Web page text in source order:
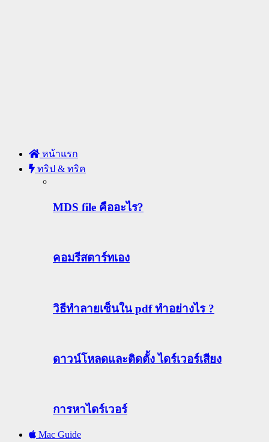
หน้าแรก
ทริป & ทริค
MDS file คืออะไร?
คอมรีสตาร์ทเอง
วิธีทําลายเซ็นใน pdf ทำอย่างไร ?
ดาวน์โหลดและติดตั้ง ไดร์เวอร์เสียง
การหาไดร์เวอร์
Mac Guide